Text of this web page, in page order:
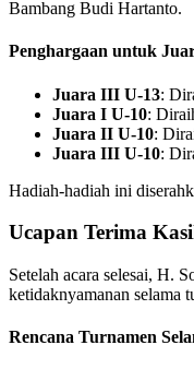
Bambang Budi Hartanto.
Penghargaan untuk
Juara III U-13:
Juara I U-10:
Juara II U-10:
Juara III U-10:
Hadiah-hadiah ini
Ucapan Terima
Setelah acara selesai, H.
ketidaknyamanan selama
Rencana Turnamen